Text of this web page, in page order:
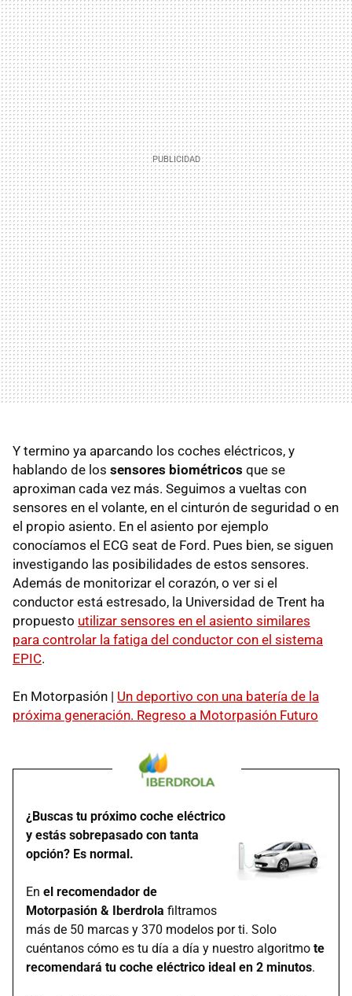
Y termino ya aparcando los coches eléctricos, y
hablando de los sensores biométricos que se
aproximan cada vez más. Seguimos a vueltas con
sensores en el volante, en el cinturón de seguridad o en
el propio asiento. En el asiento por ejemplo
conocíamos el ECG seat de Ford. Pues bien, se siguen
investigando las posibilidades de estos sensores.
Además de monitorizar el corazón, o ver si el
conductor está estresado, la Universidad de Trent ha
propuesto utilizar sensores en el asiento similares
para controlar la fatiga del conductor con el sistema
EPIC.
En Motorpasión | Un deportivo con una batería de la
próxima generación. Regreso a Motorpasión Futuro
¿Buscas tu próximo coche eléctrico
y estás sobrepasado con tanta
opción? Es normal.
En el recomendador de
Motorpasión & Iberdrola filtramos
más de 50 marcas y 370 modelos por ti. Solo
cuéntanos cómo es tu día a día y nuestro algoritmo te
recomendará tu coche eléctrico ideal en 2 minutos.